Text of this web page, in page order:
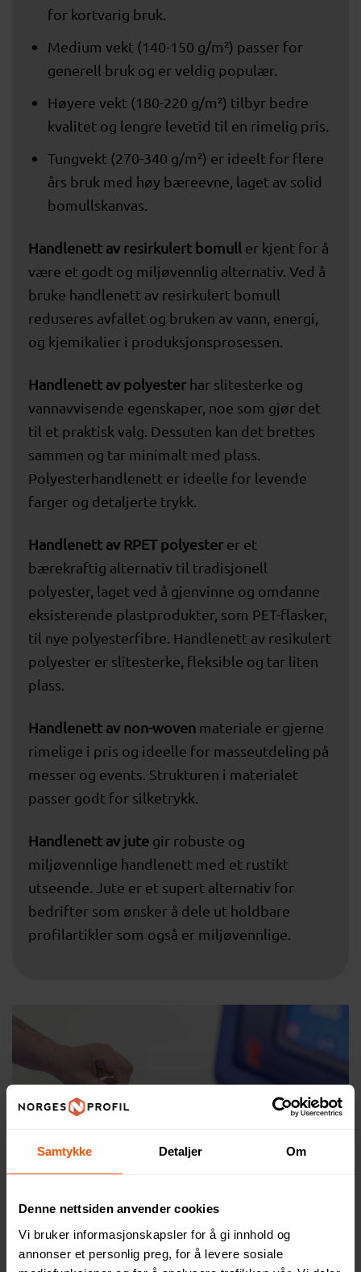
Samtykke Detaljer Om
Denne nettsiden anvender cookies
Vi bruker informasjonskapsler for å gi innhold og
annonser et personlig preg, for å levere sosiale
for kortvarig bruk.
Medium vekt (140-150 g/m²) passer for
generell bruk og er veldig populær.
Høyere vekt (180-220 g/m²) tilbyr bedre
kvalitet og lengre levetid til en rimelig pris.
Tungvekt (270-340 g/m²) er ideelt for flere
års bruk med høy bæreevne, laget av solid
bomullskanvas.
Handlenett av resirkulert bomull er kjent for å
være et godt og miljøvennlig alternativ. Ved å
bruke handlenett av resirkulert bomull
reduseres avfallet og bruken av vann, energi,
og kjemikalier i produksjonsprosessen.
Handlenett av polyester har slitesterke og
vannavvisende egenskaper, noe som gjør det
til et praktisk valg. Dessuten kan det brettes
sammen og tar minimalt med plass.
Polyesterhandlenett er ideelle for levende
farger og detaljerte trykk.
Handlenett av RPET polyester er et
bærekraftig alternativ til tradisjonell
polyester, laget ved å gjenvinne og omdanne
eksisterende plastprodukter, som PET-flasker,
til nye polyesterfibre. Handlenett av resikulert
polyester er slitesterke, fleksible og tar liten
plass.
Handlenett av non-woven materiale er gjerne
rimelige i pris og ideelle for masseutdeling på
messer og events. Strukturen i materialet
passer godt for silketrykk.
Handlenett av jute gir robuste og
miljøvennlige handlenett med et rustikt
utseende. Jute er et supert alternativ for
bedrifter som ønsker å dele ut holdbare
profilartikler som også er miljøvennlige.
Handlenett med logo
Logomerking på handlenett gir uendelige